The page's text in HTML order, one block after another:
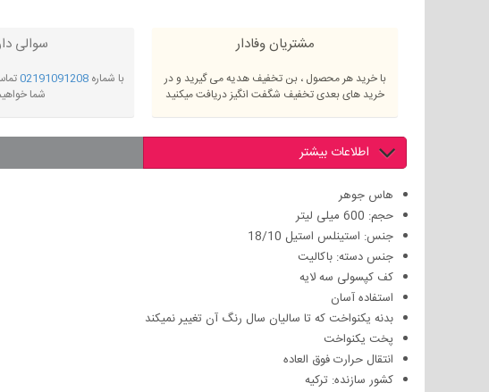
مشتریان وفادار
با خرید هر محصول ، بن تخفیف هدیه می گیرید و در
خرید های بعدی تخفیف شگفت انگیز دریافت میکنید
سوالی
با شماره 02191091208
شما
اطلاعات بیشتر
هاس جوهر
حجم: 600 میلی لیتر
جنس: استینلس استیل 18/10
جنس دسته: باکالیت
کف کپسولی سه لایه
استفاده آسان
بدنه یکنواخت که تا سالیان سال
پخت یکنواخت
انتقال حرارت فوق العاده
کشور سازنده: ترکیه